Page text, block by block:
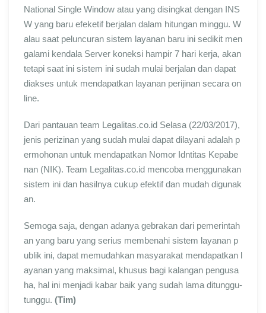
National Single Window atau yang disingkat dengan INS
W yang baru efeketif berjalan dalam hitungan minggu. W
alau saat peluncuran sistem layanan baru ini sedikit men
galami kendala Server koneksi hampir 7 hari kerja, akan
tetapi saat ini sistem ini sudah mulai berjalan dan dapat
diakses untuk mendapatkan layanan perijinan secara on
line.
Dari pantauan team Legalitas.co.id Selasa (22/03/2017),
jenis perizinan yang sudah mulai dapat dilayani adalah p
ermohonan untuk mendapatkan Nomor Idntitas Kepabe
nan (NIK). Team Legalitas.co.id mencoba menggunakan
sistem ini dan hasilnya cukup efektif dan mudah digunak
an.
Semoga saja, dengan adanya gebrakan dari pemerintah
an yang baru yang serius membenahi sistem layanan p
ublik ini, dapat memudahkan masyarakat mendapatkan l
ayanan yang maksimal, khusus bagi kalangan pengusa
ha, hal ini menjadi kabar baik yang sudah lama ditunggu-
tunggu. (Tim)